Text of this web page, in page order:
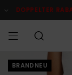
Produktinformation
DOPPELTER RABATT
MÄNNER
BRANDNEU